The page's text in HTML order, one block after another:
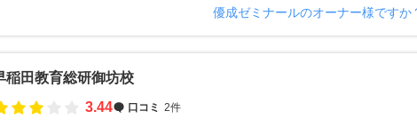
優成ゼミナールのオーナー様ですか
稲田教育総研御坊校
3.44
口コミ 2件